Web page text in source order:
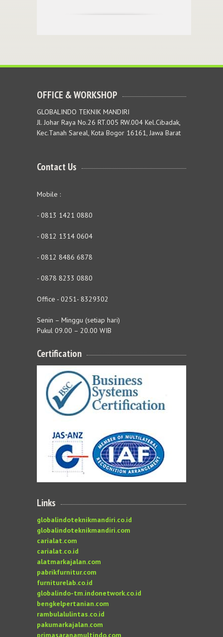
OFFICE & WORKSHOP
GLOBALINDO TEKNIK MANDIRI
Jl. Johar Raya No.26 RT.005 RW.004 Kel.Cibadak,
Kec.Tanah Sareal, Kota Bogor 16161, Jawa Barat
Contact Us
Mobile :
- 0813 1421 0880
- 0812 1314 0604
- 0812 8486 6878
- 0878 8233 0880
Office - 0251- 8329302
Senin – Minggu (setiap hari)
Pukul 09.00 – 20.00 WIB
Certification
Links
globalindoteknikmandiri.co.id
globalindoteknikmandiri.com
carialat.com
carialat.co.id
alatmarkajalan.com
pabrikfurnitur.com
furniturelab.co.id
globalindo-tm.indonetwork.co.id
bengkelpertanian.com
rambulalulintas.co.id
pakumarkajalan.com
primasaranamultindo.com